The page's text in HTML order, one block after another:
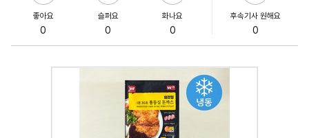
좋아요
0
슬퍼요
0
화나요
0
후속기사 원해요
0